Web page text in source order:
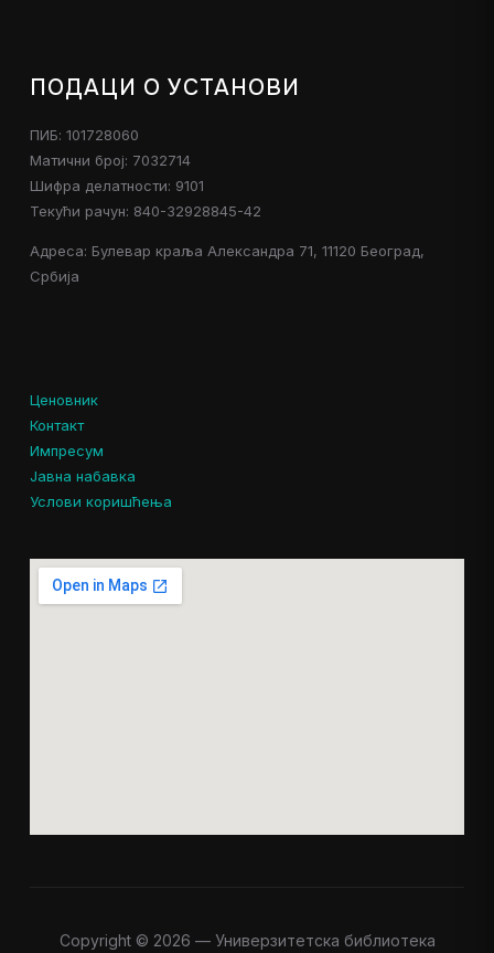
ПОДАЦИ О УСТАНОВИ
ПИБ: 101728060
Матични број: 7032714
Шифра делатности: 9101
Текући рачун: 840-32928845-42
Адреса: Булевар краља Александра 71, 11120 Београд,
Србија
Ценовник
Контакт
Импресум
Јавна набавка
Услови коришћења
Copyright © 2026 — Универзитетска библиотека